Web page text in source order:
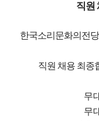
직원
한국소리문화의전
직원 채용 최종
무
무